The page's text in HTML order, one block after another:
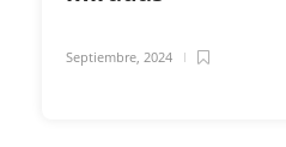
Septiembre, 2024